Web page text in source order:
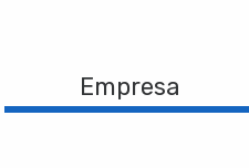
Empresa